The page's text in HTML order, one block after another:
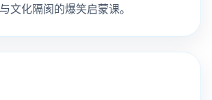
文化隔阂的爆笑启蒙课。